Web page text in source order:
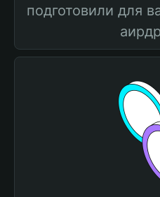
подготовили для